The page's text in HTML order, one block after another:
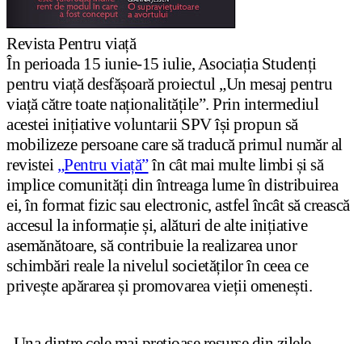
Revista Pentru viață
În perioada 15 iunie-15 iulie, Asociația Studenți
pentru viață desfășoară proiectul „Un mesaj pentru
viață către toate naționalitățile”. Prin intermediul
acestei inițiative voluntarii SPV își propun să
mobilizeze persoane care să traducă primul număr al
revistei „Pentru viață”în cât mai multe limbi și să
implice comunități din întreaga lume în distribuirea
ei, în format fizic sau electronic, astfel încât să crească
accesul la informație și, alături de alte inițiative
asemănătoare, să contribuie la realizarea unor
schimbări reale la nivelul societăților în ceea ce
privește apărarea și promovarea vieții omenești.